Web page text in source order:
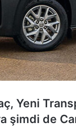
Yeni
şimdi de